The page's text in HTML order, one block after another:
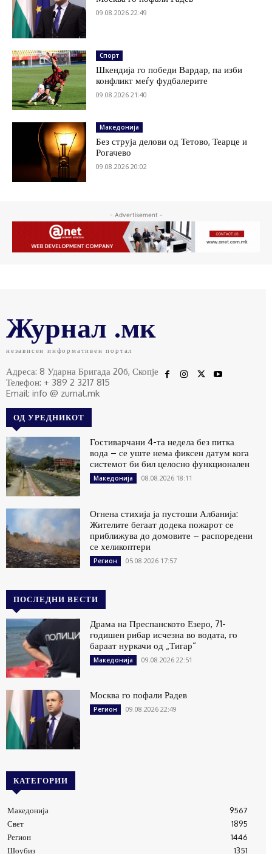
09.08.2026 22:49
Спорт
Шкендија го победи Вардар, па изби
конфликт меѓу фудбалерите
09.08.2026 21:40
Македонија
Без струја делови од Тетово, Теарце и
Рогачево
09.08.2026 20:02
- Advertisement -
Журнал .мк
независен информативен портал
Адреса: 8 Ударна Бригада 20б, Скопје
Телефон: + 389 2 3217 815
Email: info @ zurnal.mk
ОД УРЕДНИКОТ
Гостиварчани 4-та недела без питка
вода – се уште нема фиксен датум кога
системот би бил целосно функционален
Македонија 08.08.2026 18:11
Огнена стихија ја пустоши Албанија:
Жителите бегаат додека пожарот се
приближува до домовите – распоредени
се хеликоптери
Регион 05.08.2026 17:57
ПОСЛЕДНИ ВЕСТИ
Драма на Преспанското Езеро, 71-
годишен рибар исчезна во водата, го
бараат нуркачи од „Тигар“
Македонија 09.08.2026 22:51
Москва го пофали Радев
Регион 09.08.2026 22:49
КАТЕГОРИИ
Македонија
9567
Свет
1895
Регион
1446
Шоубиз
1351